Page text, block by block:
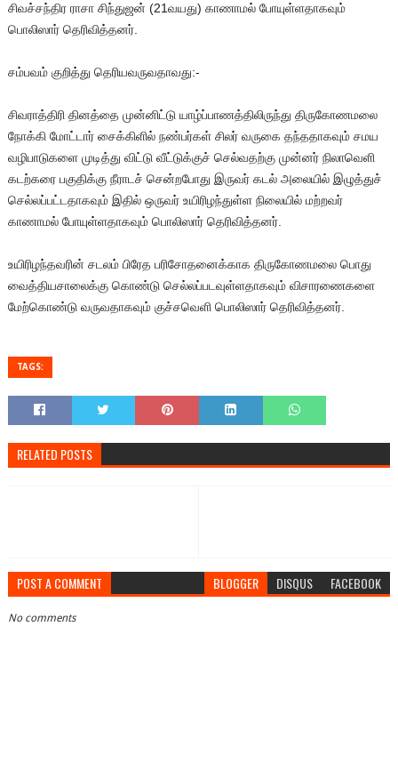
சிவச்சந்திர ராசா சிந்துஜன் (21வயது) காணாமல் போயுள்ளதாகவும்
பொலிஸார் தெரிவித்தனர்.
சம்பவம் குறித்து தெரியவருவதாவது:-
சிவராத்திரி தினத்தை முன்னிட்டு யாழ்ப்பாணத்திலிருந்து திருகோணமலை
நோக்கி மோட்டார் சைக்கிளில் நண்பர்கள் சிலர் வருகை தந்ததாகவும் சமய
வழிபாடுகளை முடித்து விட்டு வீட்டுக்குச் செல்வதற்கு முன்னர் நிலாவெளி
கடற்கரை பகுதிக்கு நீராடச் சென்றபோது இருவர் கடல் அலையில் இழுத்துச்
செல்லப்பட்டதாகவும் இதில் ஒருவர் உயிரிழந்துள்ள நிலையில் மற்றவர்
காணாமல் போயுள்ளதாகவும் பொலிஸார் தெரிவித்தனர்.
உயிரிழந்தவரின் சடலம் பிரேத பரிசோதனைக்காக திருகோணமலை பொது
வைத்தியசாலைக்கு கொண்டு செல்லப்படவுள்ளதாகவும் விசாரணைகளை
மேற்கொண்டு வருவதாகவும் குச்சவெளி பொலிஸார் தெரிவித்தனர்.
TAGS:
RELATED POSTS
POST A COMMENT BLOGGER DISQUS FACEBOOK
No comments